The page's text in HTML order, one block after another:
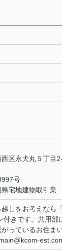
区永犬丸５丁目
号
宅地建物取引業
しをお考えなら
付きです。共用
っているお住ま